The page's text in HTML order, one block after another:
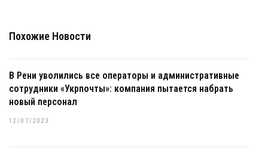
Похожие Новости
В Рени уволились все операторы и административные
сотрудники «Укрпочты»: компания пытается набрать
новый персонал
12/07/2023